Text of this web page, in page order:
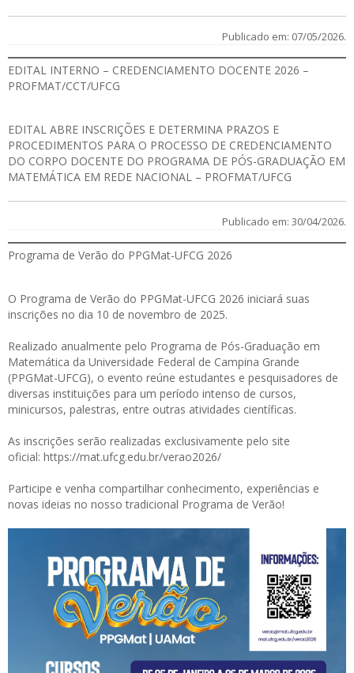
Publicado em: 07/05/2026.
EDITAL INTERNO – CREDENCIAMENTO DOCENTE 2026 –
PROFMAT/CCT/UFCG
EDITAL ABRE INSCRIÇÕES E DETERMINA PRAZOS E
PROCEDIMENTOS PARA O PROCESSO DE CREDENCIAMENTO
DO CORPO DOCENTE DO PROGRAMA DE PÓS-GRADUAÇÃO EM
MATEMÁTICA EM REDE NACIONAL – PROFMAT/UFCG
Publicado em: 30/04/2026.
Programa de Verão do PPGMat-UFCG 2026
O Programa de Verão do PPGMat-UFCG 2026 iniciará suas
inscrições no dia 10 de novembro de 2025.
Realizado anualmente pelo Programa de Pós-Graduação em
Matemática da Universidade Federal de Campina Grande
(PPGMat-UFCG), o evento reúne estudantes e pesquisadores de
diversas instituições para um período intenso de cursos,
minicursos, palestras, entre outras atividades científicas.
As inscrições serão realizadas exclusivamente pelo site
oficial: https://mat.ufcg.edu.br/verao2026/
Participe e venha compartilhar conhecimento, experiências e
novas ideias no nosso tradicional Programa de Verão!